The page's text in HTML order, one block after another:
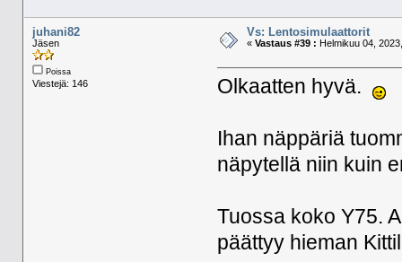
juhani82
Jäsen
Poissa
Viestejä: 146
Vs: Lentosimulaattorit
« Vastaus #39 : Helmikuu 04,
Olkaatten hyvä.
Ihan näppäriä
näpytellä niin kuin
Tuossa koko Y75.
päättyy hieman